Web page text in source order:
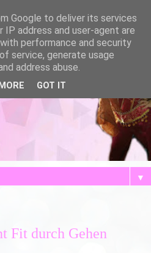
▼
Fit durch Gehen
Google to deliver its services
IP address and user-agent are
performance and security
service, generate usage
address abuse.
GOT IT